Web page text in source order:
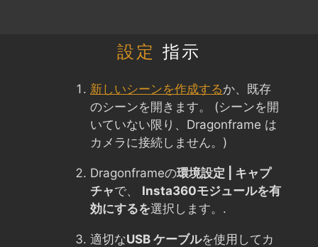
設定 指示
新しいシーンを作成するか、既存
のシーンを開きます。 (シーンを開
いていない限り、Dragonframe は
カメラに接続しません。)
Dragonframeの環境設定 | キャプ
チャで、 Insta360モジュールを有
効にするを選択します。.
適切なUSB ケーブルを使用してカ